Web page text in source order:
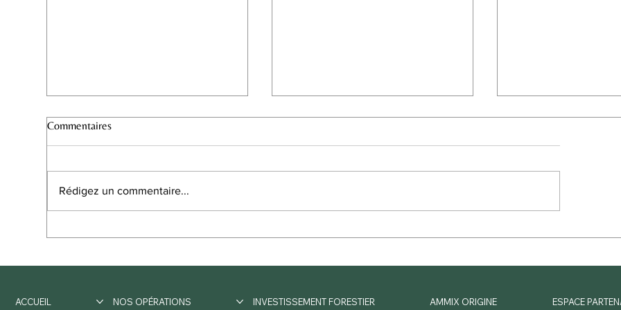
Commentaires
Rédigez un commentaire...
ACCUEIL NOS OPÉRATIONS INVESTISSEMENT FORESTIER AMMIX ORIGINE ESPACE